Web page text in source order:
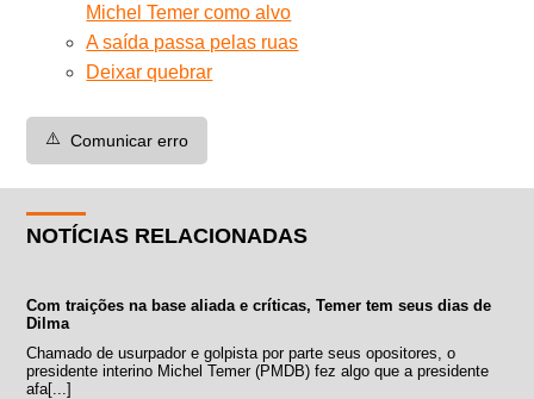
Michel Temer como alvo
A saída passa pelas ruas
Deixar quebrar
⚠️ Comunicar erro
NOTÍCIAS RELACIONADAS
Com traições na base aliada e críticas, Temer tem seus dias de
Dilma
Chamado de usurpador e golpista por parte seus opositores, o
presidente interino Michel Temer (PMDB) fez algo que a presidente
afa[...]